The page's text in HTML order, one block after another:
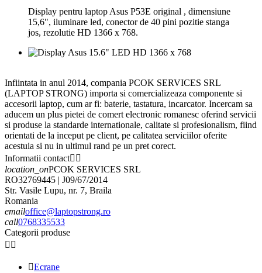
Display pentru laptop Asus P53E original , dimensiune
15,6", iluminare led, conector de 40 pini pozitie stanga
jos, rezolutie HD 1366 x 768.
Infiintata in anul 2014, compania PCOK SERVICES SRL
(LAPTOP STRONG) importa si comercializeaza componente si
accesorii laptop, cum ar fi: baterie, tastatura, incarcator. Incercam sa
aducem un plus pietei de comert electronic romanesc oferind servicii
si produse la standarde internationale, calitate si profesionalism, fiind
orientati de la inceput pe client, pe calitatea serviciilor oferite
acestuia si nu in ultimul rand pe un pret corect.
Informatii contact 
location_onPCOK SERVICES SRL
RO32769445 | J09/67/2014
Str. Vasile Lupu, nr. 7, Braila
Romania
emailoffice@laptopstrong.ro
call0768335533
Categorii produse
 
Ecrane